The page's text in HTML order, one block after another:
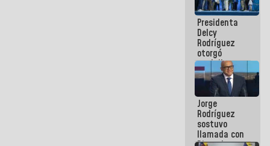
Eléctrico
para
abordar
planes de
acción
Presidenta
Delcy
Rodríguez
otorgó
medalla
"Héroe de
Venezuela"
a servidores
públicos
Jorge
Rodríguez
sostuvo
llamada con